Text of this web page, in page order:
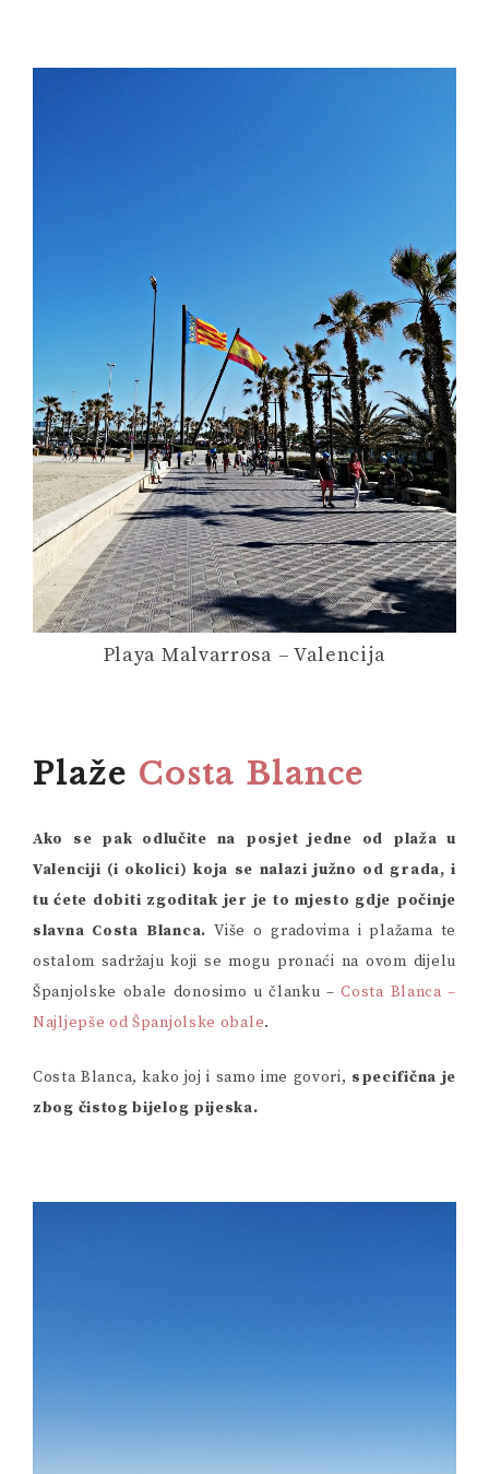
Playa Malvarrosa – Valencija
Plaže Costa Blance
Ako se pak odlučite na posjet jedne od plaža u
Valenciji (i okolici) koja se nalazi južno od grada, i
tu ćete dobiti zgoditak jer je to mjesto gdje počinje
slavna Costa Blanca. Više o gradovima i plažama te
ostalom sadržaju koji se mogu pronaći na ovom dijelu
Španjolske obale donosimo u članku – Costa Blanca –
Najljepše od Španjolske obale.
Costa Blanca, kako joj i samo ime govori, specifična je
zbog čistog bijelog pijeska.